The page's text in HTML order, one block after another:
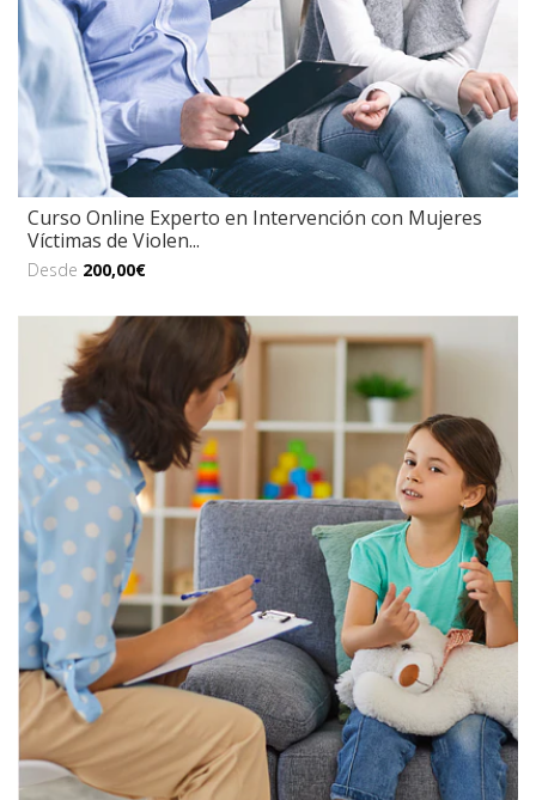
Curso Online Experto en Intervención con Mujeres
Víctimas de Violen...
Desde 200,00€